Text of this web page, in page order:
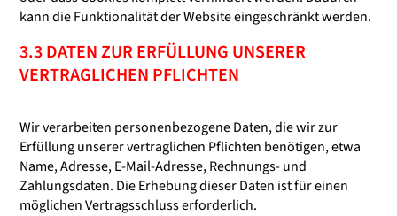
kann die Funktionalität der Website eingeschränkt werden.
3.3 DATEN ZUR ERFÜLLUNG UNSERER
VERTRAGLICHEN PFLICHTEN
Wir verarbeiten personenbezogene Daten, die wir zur
Erfüllung unserer vertraglichen Pflichten benötigen, etwa
Name, Adresse, E-Mail-Adresse, Rechnungs- und
Zahlungsdaten. Die Erhebung dieser Daten ist für einen
möglichen Vertragsschluss erforderlich.